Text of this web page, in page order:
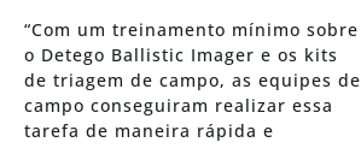
“Com um treinamento mínimo sobre
o Detego Ballistic Imager e os kits
de triagem de campo, as equipes de
campo conseguiram realizar essa
tarefa de maneira rápida e